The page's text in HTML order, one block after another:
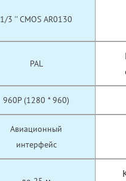
1/3 '' CMOS AR0130
PAL
960P (1280 * 960)
Авиационный
интерфейс